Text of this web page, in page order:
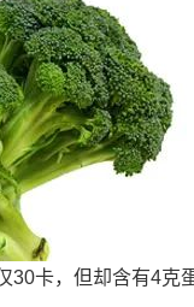
30卡，但却含有4克